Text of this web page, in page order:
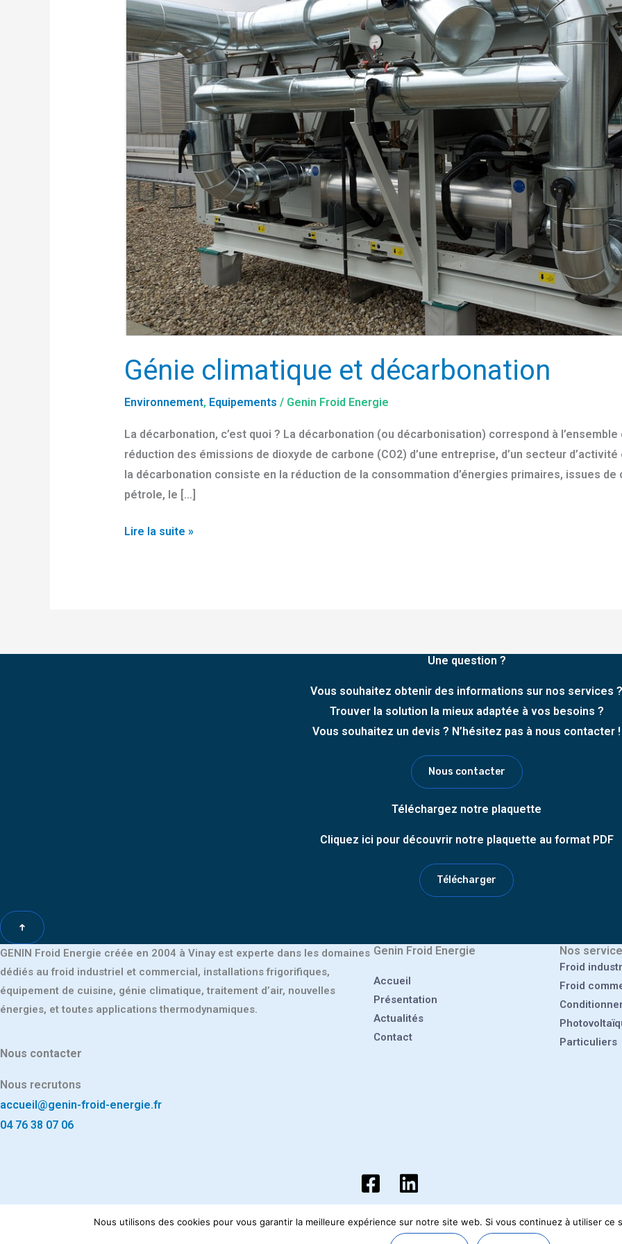
Génie climatique et décarbonation
Environnement, Equipements / Genin Froid Energie
La décarbonation, c’est quoi ? La décarbonation (ou décarbonisation) correspond à
réduction des émissions de dioxyde de carbone (CO2) d’une entreprise, d’un secteur d’activité
la décarbonation consiste en la réduction de la consommation d’énergies primaires, issues
pétrole, le […]
Lire la suite »
Une question ?
Vous souhaitez obtenir des informations sur nos services ?
Trouver la solution la mieux adaptée à vos besoins ?
Vous souhaitez un devis ? N’hésitez pas à nous contacter !
Nous contacter
Téléchargez notre plaquette
Cliquez ici pour découvrir notre plaquette au format PDF
Télécharger
GENIN Froid Energie créée en 2004 à Vinay est experte dans les domaines
dédiés au froid industriel et commercial, installations frigorifiques,
équipement de cuisine, génie climatique, traitement d’air, nouvelles
énergies, et toutes applications thermodynamiques.
Nous contacter
Nous recrutons
accueil@genin-froid-energie.fr
04 76 38 07 06
Genin Froid Energie
Accueil
Présentation
Actualités
Contact
Nos
Froid
Froid
Particuliers
. Genin Froid Energie 2026. Tous droits réservés.
Nous utilisons des cookies pour vous garantir la meilleure expérience sur notre site web. Si vous continuez à utiliser